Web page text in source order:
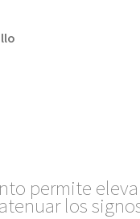
permite
los